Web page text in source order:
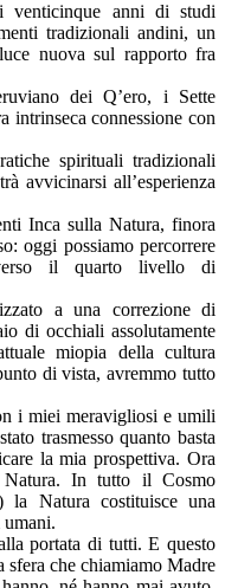
venticinque anni di studi
tradizionali andini, un
nuova sul rapporto fra
dei Q’ero, i Sette
intrinseca connessione con
spirituali tradizionali
avvicinarsi all’esperienza
Inca sulla Natura, finora
oggi possiamo percorrere
il quarto livello di
a una correzione di
di occhiali assolutamente
miopia della cultura
di vista, avremmo tutto
i miei meravigliosi e umili
trasmesso quanto basta
la mia prospettiva. Ora
Natura. In tutto il Cosmo
la Natura costituisce una
umani.
portata di tutti. E questo
sfera che chiamiamo Madre